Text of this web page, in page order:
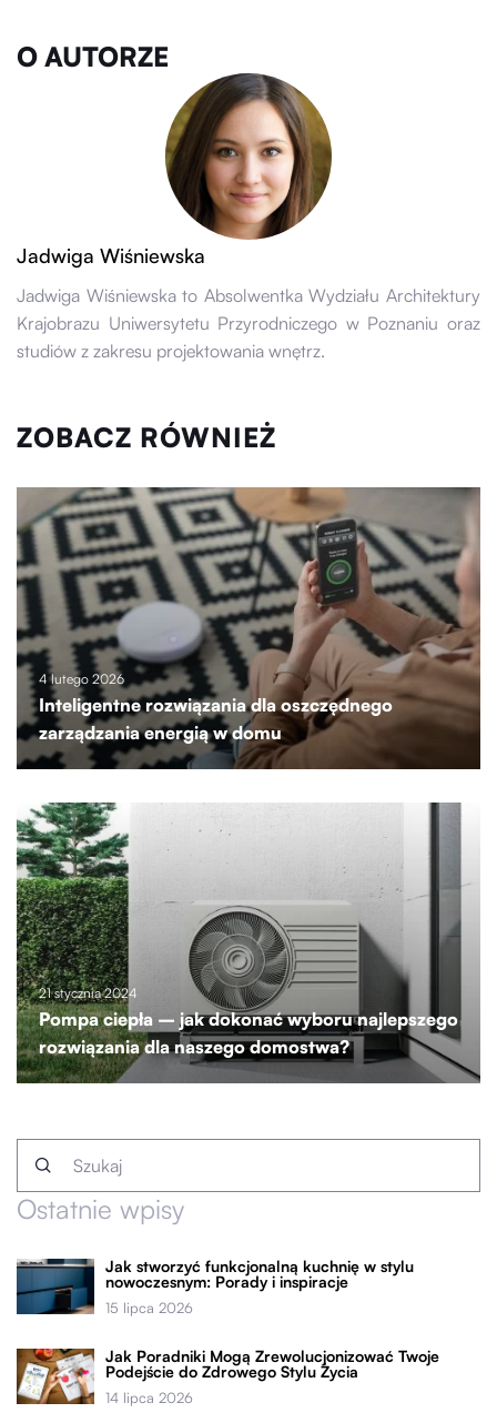
O AUTORZE
Jadwiga Wiśniewska
Jadwiga Wiśniewska to Absolwentka Wydziału Architektury
Krajobrazu Uniwersytetu Przyrodniczego w Poznaniu oraz
studiów z zakresu projektowania wnętrz.
ZOBACZ RÓWNIEŻ
4 lutego 2026
Inteligentne rozwiązania dla oszczędnego
zarządzania energią w domu
21 stycznia 2024
Pompa ciepła – jak dokonać wyboru najlepszego
rozwiązania dla naszego domostwa?
Ostatnie wpisy
Jak stworzyć funkcjonalną kuchnię w stylu
nowoczesnym: Porady i inspiracje
15 lipca 2026
Jak Poradniki Mogą Zrewolucjonizować Twoje
Podejście do Zdrowego Stylu Życia
14 lipca 2026